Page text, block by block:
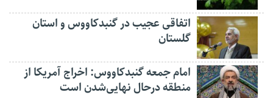
اتفاقی عجیب در‌ گنبدکاووس و استان
گلستان
امام جمعه گنبدکاووس: اخراج آمریکا از
منطقه درحال نهایی‌شدن است